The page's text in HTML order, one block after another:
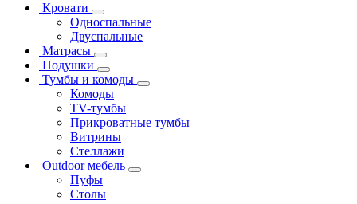
Кровати
Односпальные
Двуспальные
Матрасы
Подушки
Тумбы и комоды
Комоды
ТV-тумбы
Прикроватные тумбы
Витрины
Стеллажи
Outdoor мебель
Пуфы
Столы